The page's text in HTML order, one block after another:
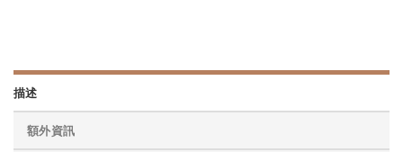
描述
額外資訊